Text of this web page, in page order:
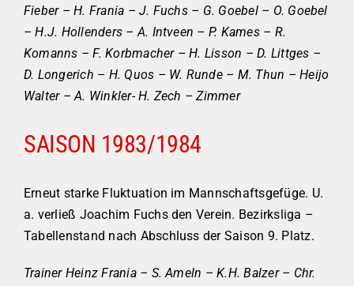
Fieber – H. Frania – J. Fuchs – G. Goebel – O. Goebel
– H.J. Hollenders – A. Intveen – P. Kames – R.
Komanns – F. Korbmacher – H. Lisson – D. Littges –
D. Longerich – H. Quos – W. Runde – M. Thun – Heijo
Walter – A. Winkler- H. Zech – Zimmer
SAISON 1983/1984
Erneut starke Fluktuation im Mannschaftsgefüge. U.
a. verließ Joachim Fuchs den Verein. Bezirksliga –
Tabellenstand nach Abschluss der Saison 9. Platz.
Trainer Heinz Frania – S. Ameln – K.H. Balzer – Chr.